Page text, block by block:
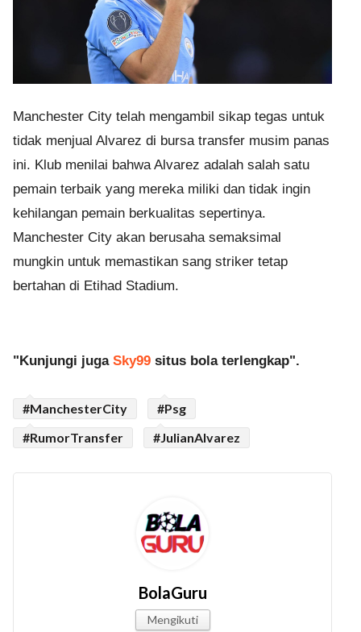
Manchester City telah mengambil sikap tegas untuk
tidak menjual Alvarez di bursa transfer musim panas
ini. Klub menilai bahwa Alvarez adalah salah satu
pemain terbaik yang mereka miliki dan tidak ingin
kehilangan pemain berkualitas sepertinya.
Manchester City akan berusaha semaksimal
mungkin untuk memastikan sang striker tetap
bertahan di Etihad Stadium.
"Kunjungi juga Sky99 situs bola terlengkap".
#ManchesterCity
#Psg
#RumorTransfer
#JulianAlvarez
BolaGuru
Mengikuti